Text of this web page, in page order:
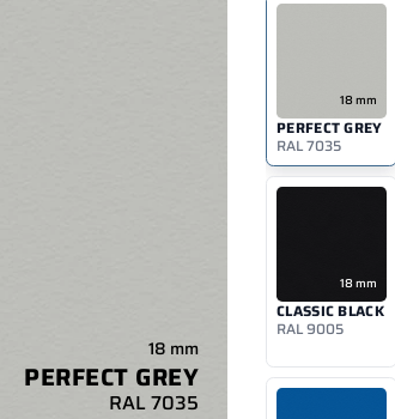
18 mm
PERFECT GREY
RAL 7035
18 mm
PERFECT GREY
RAL 7035
18 mm
CLASSIC BLACK
RAL 9005